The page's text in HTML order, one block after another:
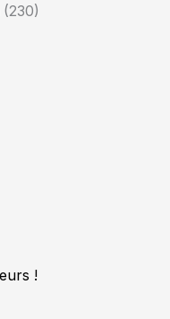
(230)